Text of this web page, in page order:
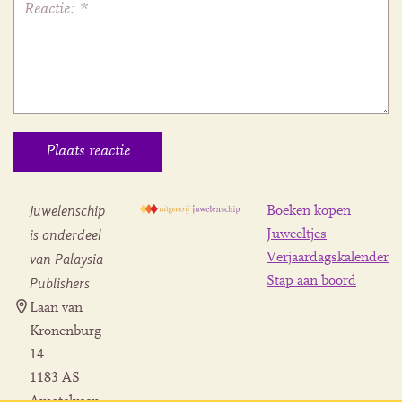
Juwelenschip
is onderdeel
van Palaysia
Publishers
Laan van
Kronenburg
14
1183 AS
Amstelveen
Boeken kopen
Juweeltjes
Verjaardagskalender
Stap aan boord